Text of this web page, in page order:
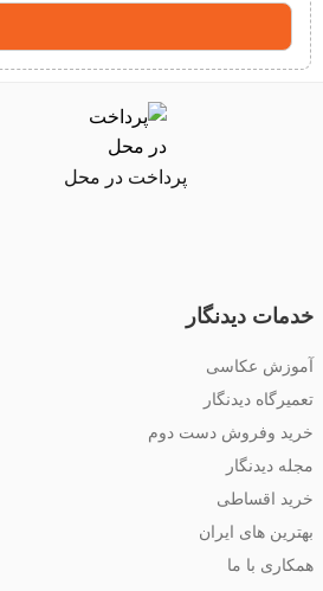
پرداخت در محل
خدمات دیدنگار
آموزش عکاسی
تعمیرگاه دیدنگار
خرید وفروش دست دوم
مجله دیدنگار
خرید اقساطی
بهترین های ایران
همکاری با ما